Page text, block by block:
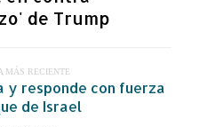
de Trump
MÁS RECIENTE
y responde con fuerza
de Israel